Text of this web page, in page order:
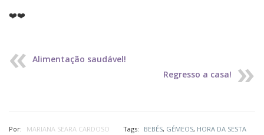
❤️❤️
Alimentação saudável!
Regresso a casa!
Por: MARIANA SEARA CARDOSO Tags: BEBÉS, GÉMEOS, HORA DA SESTA